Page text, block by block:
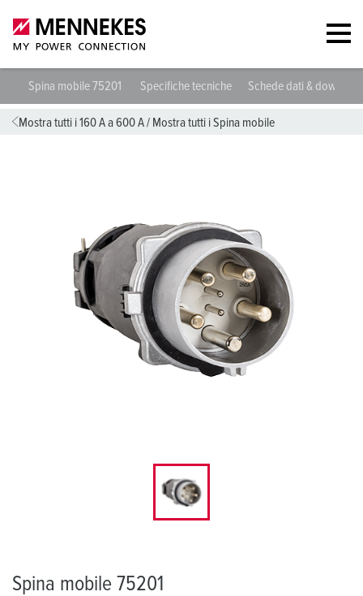
Spina mobile 75201 Specifiche tecniche Schede dati & download
Mostra tutti i 160 A a 600 A/ Mostra tutti i Spina mobile
Spina mobile 75201